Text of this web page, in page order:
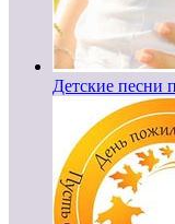
Детские песни